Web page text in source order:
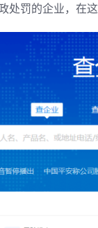
处罚的企业，在